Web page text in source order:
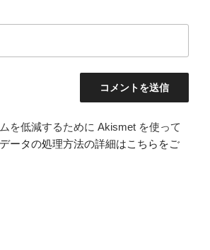
を低減するために Akismet を使って
ータの処理方法の詳細はこちらをご